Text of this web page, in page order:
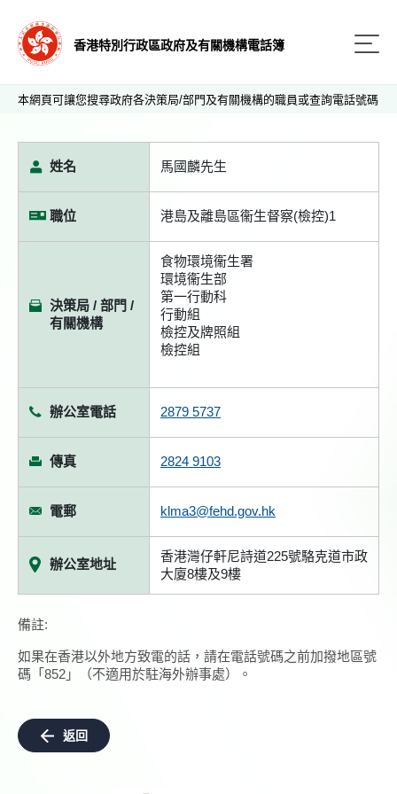
香港特別行政區政府及有關機構電話簿
本網頁可讓您搜尋政府各決策局/部門及有關機構的職員或查詢電話號碼
姓名 馬國麟先生
職位 港島及離島區衞生督察(檢控)1
決策局 / 部門 /
有關機構
食物環境衞生署
環境衞生部
第一行動科
行動組
檢控及牌照組
檢控組
辦公室電話 2879 5737
傳真 2824 9103
電郵 klma3@fehd.gov.hk
辦公室地址
香港灣仔軒尼詩道225號駱克道市政
大廈8樓及9樓
備註:
如果在香港以外地方致電的話，請在電話號碼之前加撥地區號
碼「852」（不適用於駐海外辦事處）。
返回